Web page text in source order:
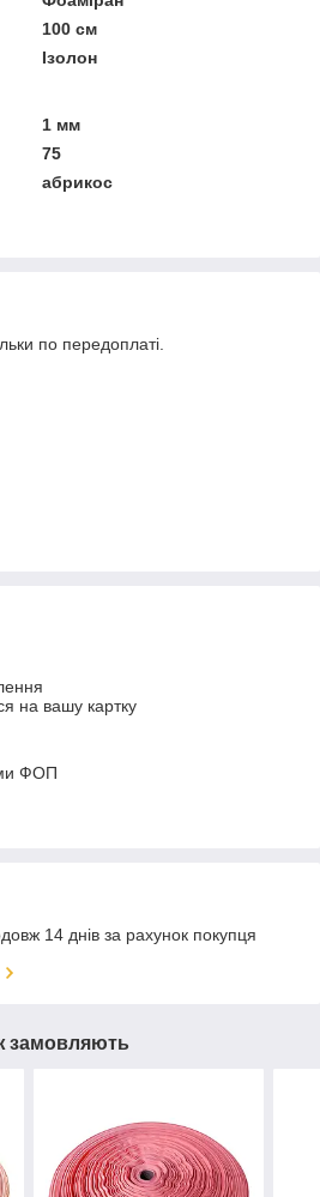
100 см
Ізолон
1 мм
75
абрикос
по передоплаті.
на вашу картку
ФОП
14 днів за рахунок покупця
замовляють